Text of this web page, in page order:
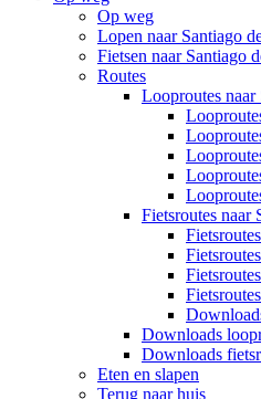
Op weg
Lopen naar Santiago
Fietsen naar Santiago
Routes
Looproutes naar
Fietsroutes naar
Downloads
Downloads
Eten en slapen
Terug naar huis